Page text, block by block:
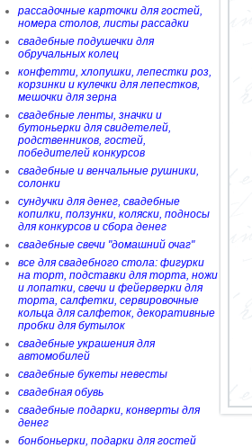
рассадочные карточки для гостей,
номера столов, листы рассадки
свадебные подушечки для
обручальных колец
конфетти, хлопушки, лепестки роз,
корзинки и кулечки для лепестков,
мешочки для зерна
свадебные ленты, значки и
бутоньерки для свидетелей,
родственников, гостей,
победителей конкурсов
свадебные и венчальные рушники,
солонки
сундучки для денег, свадебные
копилки, ползунки, коляски, подносы
для конкурсов и сбора денег
свадебные свечи "домашний очаг"
все для свадебного стола: фигурки
на торт, подставки для торта, ножи
и лопатки, свечи и фейерверки для
торта, салфетки, сервировочные
кольца для салфеток, декоративные
пробки для бутылок
свадебные украшения для
автомобилей
свадебные букеты невесты
свадебная обувь
свадебные подарки, конверты для
денег
бонбоньерки, подарки для гостей